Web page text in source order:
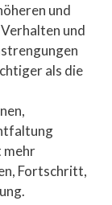
und
und
als die
mehr
Fortschritt,